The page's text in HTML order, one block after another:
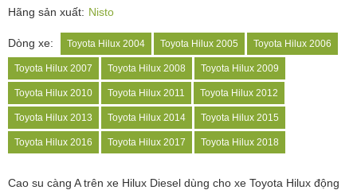
Hãng sản xuất: Nisto
Dòng xe: Toyota Hilux 2004 Toyota Hilux 2005 Toyota Hilux 2006
Toyota Hilux 2007 Toyota Hilux 2008 Toyota Hilux 2009
Toyota Hilux 2010 Toyota Hilux 2011 Toyota Hilux 2012
Toyota Hilux 2013 Toyota Hilux 2014 Toyota Hilux 2015
Toyota Hilux 2016 Toyota Hilux 2017 Toyota Hilux 2018
Cao su càng A trên xe Hilux Diesel dùng cho xe Toyota Hilux động